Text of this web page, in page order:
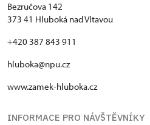
Bezručova 142
373 41 Hluboká nad Vltavou
+420 387 843 911
hluboka@npu.cz
www.zamek-hluboka.cz
INFORMACE PRO NÁVŠTĚVNÍKY